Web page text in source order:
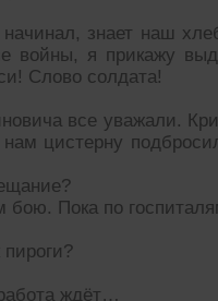
знает наш
войны, я прикажу
Слово солдата!
все уважали.
цистерну
Пока по
ждёт…